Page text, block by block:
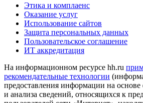
Этика и комплаенс
Оказание услуг
Использование сайтов
Защита персональных данных
Пользовательское соглашение
ИТ аккредитация
На информационном ресурсе hh.ru
рекомендательные технологии
предоставления информации на основе
и анализа сведений, относящихся к